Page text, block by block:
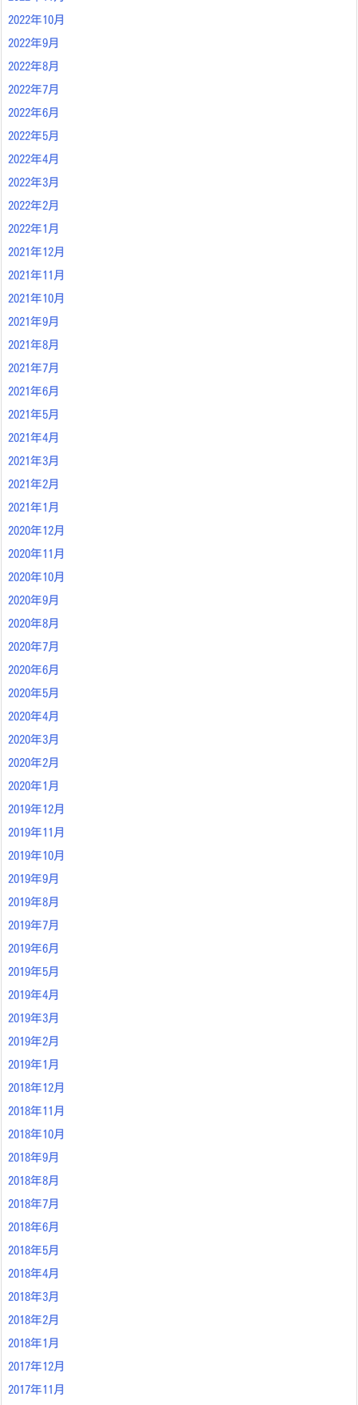
2022年10月
2022年9月
2022年8月
2022年7月
2022年6月
2022年5月
2022年4月
2022年3月
2022年2月
2022年1月
2021年12月
2021年11月
2021年10月
2021年9月
2021年8月
2021年7月
2021年6月
2021年5月
2021年4月
2021年3月
2021年2月
2021年1月
2020年12月
2020年11月
2020年10月
2020年9月
2020年8月
2020年7月
2020年6月
2020年5月
2020年4月
2020年3月
2020年2月
2020年1月
2019年12月
2019年11月
2019年10月
2019年9月
2019年8月
2019年7月
2019年6月
2019年5月
2019年4月
2019年3月
2019年2月
2019年1月
2018年12月
2018年11月
2018年10月
2018年9月
2018年8月
2018年7月
2018年6月
2018年5月
2018年4月
2018年3月
2018年2月
2018年1月
2017年12月
2017年11月